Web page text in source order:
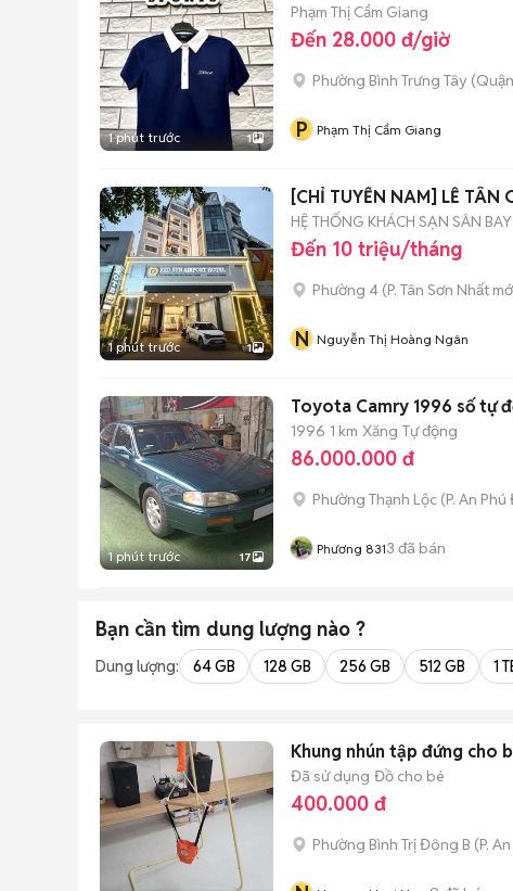
1 phút trước 1
Phạm Thị Cẩm Giang
Đến 28.000 đ/giờ
Phường Bình Trưng Tây
P Phạm Thị Cẩm Giang
1 phút trước 1
[CHỈ TUYỂN NAM] LỄ TÂN
HỆ THỐNG KHÁCH SẠN SÂN
Đến 10 triệu/tháng
Phường 4 (P. Tân Sơn Nhất
N Nguyễn Thị Hoàng Ngân
1 phút trước 17
Toyota Camry 1996 số tự
1996 1 km Xăng Tự động
86.000.000 đ
Phường Thạnh Lộc (P. An
Phương 8313 đã bán
Bạn cần tìm dung lượng nào ?
Dung lượng: 64 GB 128 GB 256 GB 512 GB 1
Khung nhún tập đứng cho
Đã sử dụng Đồ cho bé
400.000 đ
Phường Bình Trị Đông B (P.